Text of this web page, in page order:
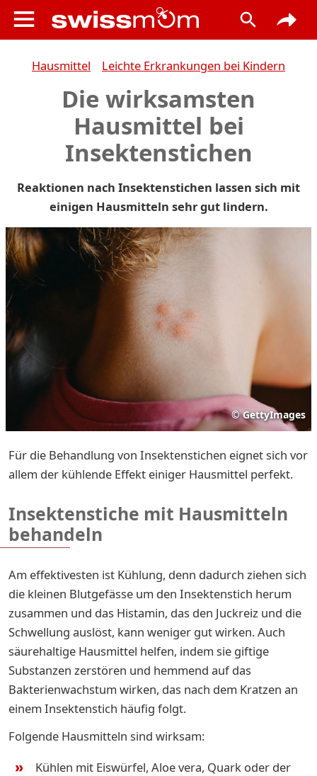
Hausmittel Leichte Erkrankungen bei Kindern
Die wirksamsten
Hausmittel bei
Insektenstichen
Reaktionen nach Insektenstichen lassen sich mit
einigen Hausmitteln sehr gut lindern.
© GettyImages
Für die Behandlung von Insektenstichen eignet sich vor
allem der kühlende Effekt einiger Hausmittel perfekt.
Insektenstiche mit Hausmitteln
behandeln
Am effektivesten ist Kühlung, denn dadurch ziehen sich
die kleinen Blutgefässe um den Insektenstich herum
zusammen und das Histamin, das den Juckreiz und die
Schwellung auslöst, kann weniger gut wirken. Auch
säurehaltige Hausmittel helfen, indem sie giftige
Substanzen zerstören und hemmend auf das
Bakterienwachstum wirken, das nach dem Kratzen an
einem Insektenstich häufig folgt.
Folgende Hausmitteln sind wirksam:
Kühlen mit Eiswürfel, Aloe vera, Quark oder der